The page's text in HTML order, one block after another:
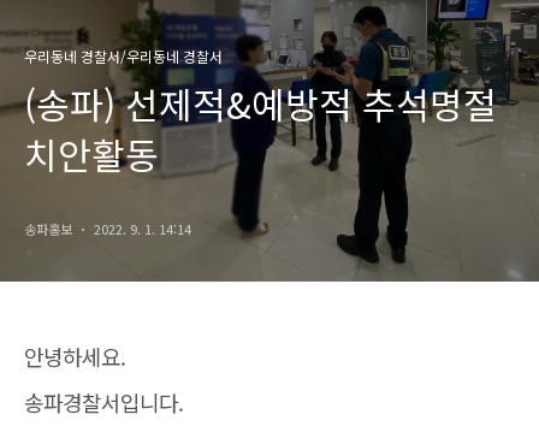
우리동네 경찰서/우리동네 경찰서
(송파) 선제적&예방적 추석명절
치안활동
송파홍보 2022. 9. 1. 14:14
안녕하세요.
송파경찰서입니다.